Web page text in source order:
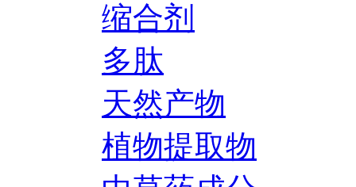
缩合剂
多肽
天然产物
植物提取物